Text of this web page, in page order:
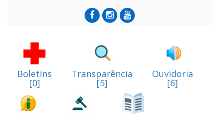
Boletins
[0]
Transparência
[5]
Ouvidoria
[6]